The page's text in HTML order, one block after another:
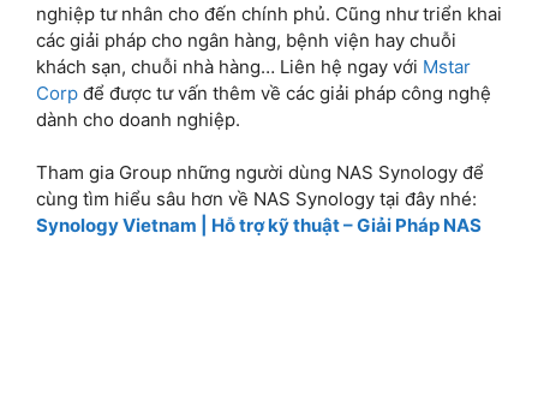
nghiệp tư nhân cho đến chính phủ. Cũng như triển khai
các giải pháp cho ngân hàng, bệnh viện hay chuỗi
khách sạn, chuỗi nhà hàng… Liên hệ ngay với Mstar
Corp để được tư vấn thêm về các giải pháp công nghệ
dành cho doanh nghiệp.
Tham gia Group những người dùng NAS Synology để
cùng tìm hiểu sâu hơn về NAS Synology tại đây nhé:
Synology Vietnam | Hỗ trợ kỹ thuật – Giải Pháp NAS